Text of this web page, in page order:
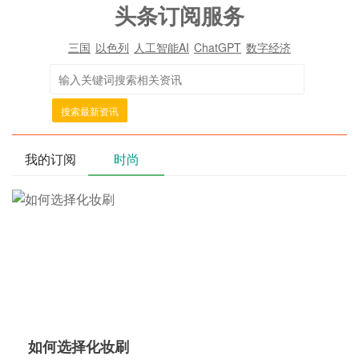
头条订阅服务
三国 以色列 人工智能AI ChatGPT 数字经济
搜索最新资讯
我的订阅 时尚
如何选择化妆刷